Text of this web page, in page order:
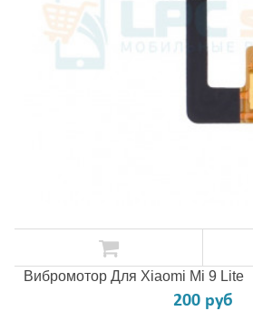
Вибромотор Для Xiaomi Mi 9 Lite
200 руб